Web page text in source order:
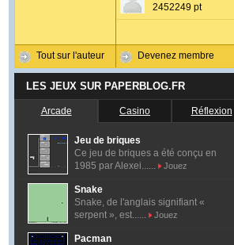
Tout sur l'auteur
2452249 pt
Devenez membre
LES JEUX SUR PAPERBLOG.FR
Arcade Casino Réflexion
Jeu de briques
Ce jeu de briques a été conçu en
1985 par Alexei......
Jouez
Snake
Snake, de l'anglais signifiant «
serpent », est......
Jouez
Pacman